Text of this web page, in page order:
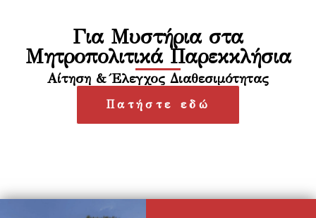
Για Μυστήρια στα
Μητροπολιτικά Παρεκκλήσια
Αίτηση & Έλεγχος Διαθεσιμότητας
Πατήστε εδώ